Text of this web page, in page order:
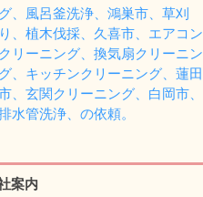
、風呂釜洗浄、鴻巣市、草刈
、植木伐採、久喜市、エアコン
リーニング、換気扇クリーニン
、キッチンクリーニング、蓮田
、玄関クリーニング、白岡市、
水管洗浄、の依頼。
案内